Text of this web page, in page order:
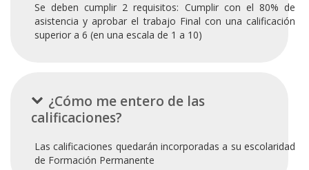
Se deben cumplir 2 requisitos: Cumplir con el 80% de
asistencia y aprobar el trabajo Final con una calificación
superior a 6 (en una escala de 1 a 10)
¿Cómo me entero de las
calificaciones?
Las calificaciones quedarán incorporadas a su escolaridad
de Formación Permanente